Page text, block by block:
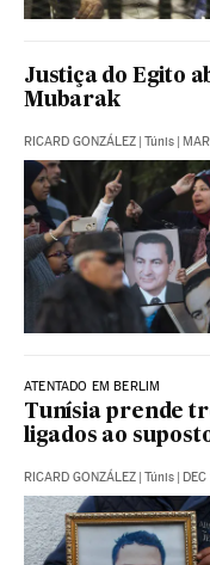
Justiça do Egito
Mubarak
RICARD GONZÁLEZ | Túnis |
ATENTADO EM BERLIM
Tunísia prende
ligados ao
RICARD GONZÁLEZ | Túnis |